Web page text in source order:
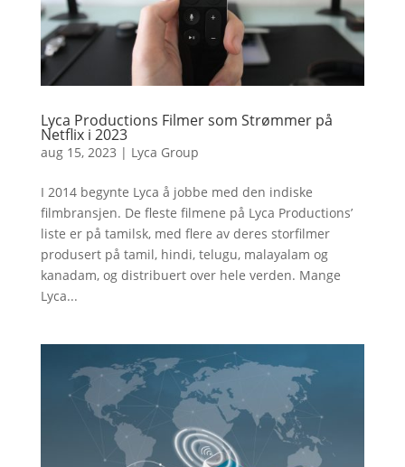
Lyca Productions Filmer som Strømmer på
Netflix i 2023
aug 15, 2023 | Lyca Group
I 2014 begynte Lyca å jobbe med den indiske
filmbransjen. De fleste filmene på Lyca Productions’
liste er på tamilsk, med flere av deres storfilmer
produsert på tamil, hindi, telugu, malayalam og
kanadam, og distribuert over hele verden. Mange
Lyca...